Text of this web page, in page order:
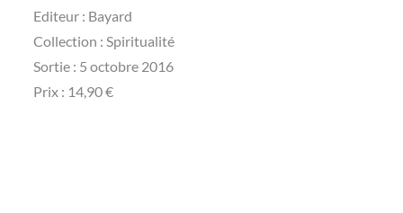
Editeur : Bayard
Collection : Spiritualité
Sortie : 5 octobre 2016
Prix : 14,90 €